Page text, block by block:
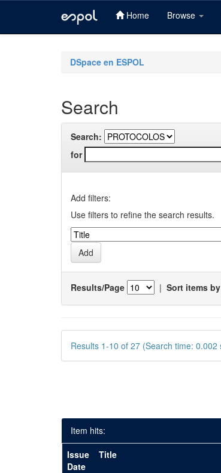
Home Browse
DSpace en ESPOL
Search
Search:
for
Add filters:
Use filters to refine the search results.
Results/Page | Sort items by
Results 1-10 of 27 (Search time: 0.002
Item hits:
Issue
Date
Title